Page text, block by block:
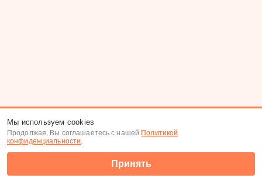
Мы используем cookies
Продолжая, Вы соглашаетесь с нашей Политикой
конфиденциальности.
Принять